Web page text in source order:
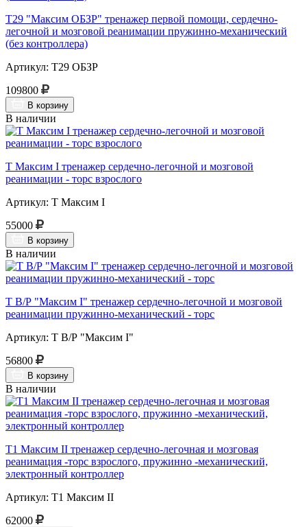
Т29 "Максим ОБЗР" тренажер первой помощи, сердечно-
легочной и мозговой реанимации пружинно-механический
(без контроллера)
Артикул: Т29 ОБЗР
109800
В корзину
В наличии
Т Максим I тренажер сердечно-легочной и мозговой
реанимации - торс взрослого
Артикул: Т Максим I
55000
В корзину
В наличии
Т В/Р "Максим I" тренажер сердечно-легочной и мозговой
реанимации пружинно-механический - торс
Артикул: Т В/Р "Максим I"
56800
В корзину
В наличии
Т1 Максим II тренажер сердечно-легочная и мозговая
реанимация -торс взрослого, пружинно -механический,
электронный контроллер
Артикул: Т1 Максим II
62000